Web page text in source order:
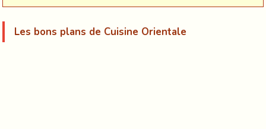
Les bons plans de Cuisine Orientale